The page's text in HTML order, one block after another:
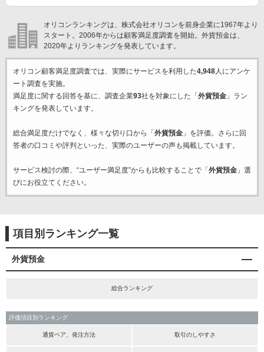
オリコンランキングは、株式会社オリコンを前身企業に1967年より
スタート。2006年からは顧客満足度調査を開始。外貨預金は、
2020年よりランキングを発表しています。
オリコン顧客満足度調査では、実際にサービスを利用した4,948人にアンケ
ート調査を実施。
満足度に関する回答を基に、調査企業93社を対象にした「 外貨預金」ラン
キングを発表しています。
総合満足度だけでなく、様々な切り口から「 外貨預金」を評価。さらに回
答者の口コミや評判といった、実際のユーザーの声も掲載しています。
サービス検討の際、“ユーザー満足度”からも比較することで「 外貨預金」選
びにお役立てください。
項目別ランキング一覧
外貨預金
総合ランキング
評価項目別ランキング
通貨ペア、発注方法 取引のしやすさ